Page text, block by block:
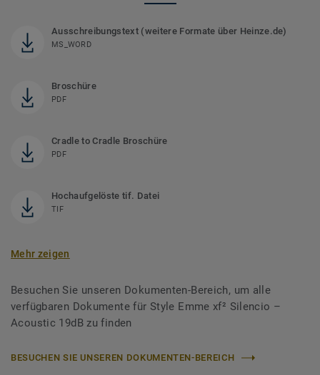
Ausschreibungstext (weitere Formate über Heinze.de)
MS_WORD
Broschüre
PDF
Cradle to Cradle Broschüre
PDF
Hochaufgelöste tif. Datei
TIF
Mehr zeigen
Besuchen Sie unseren Dokumenten-Bereich, um alle
verfügbaren Dokumente für Style Emme xf² Silencio –
Acoustic 19dB zu finden
BESUCHEN SIE UNSEREN DOKUMENTEN-BEREICH